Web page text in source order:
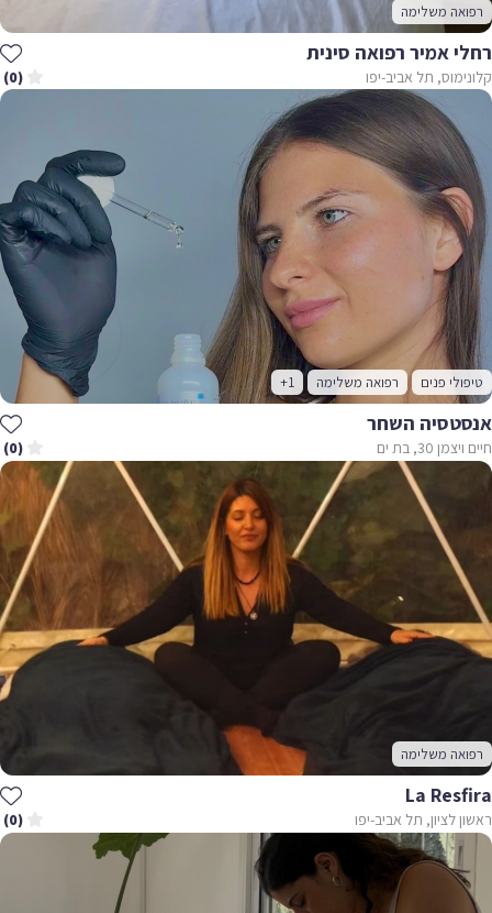
רפואה משלימה
רחלי אמיר רפואה סינית
קלונימוס, תל אביב-יפו (0)
טיפולי פנים רפואה משלימה +1
אנסטסיה השחר
חיים ויצמן 30, בת ים (0)
רפואה משלימה
La Resfira
ראשון לציון, תל אביב-יפו (0)